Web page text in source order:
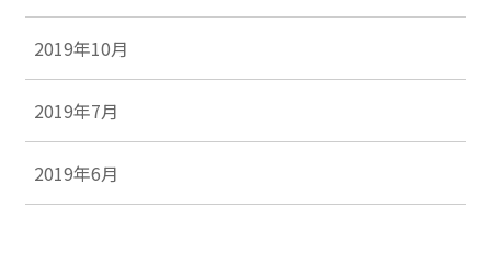
2019年10月
2019年7月
2019年6月